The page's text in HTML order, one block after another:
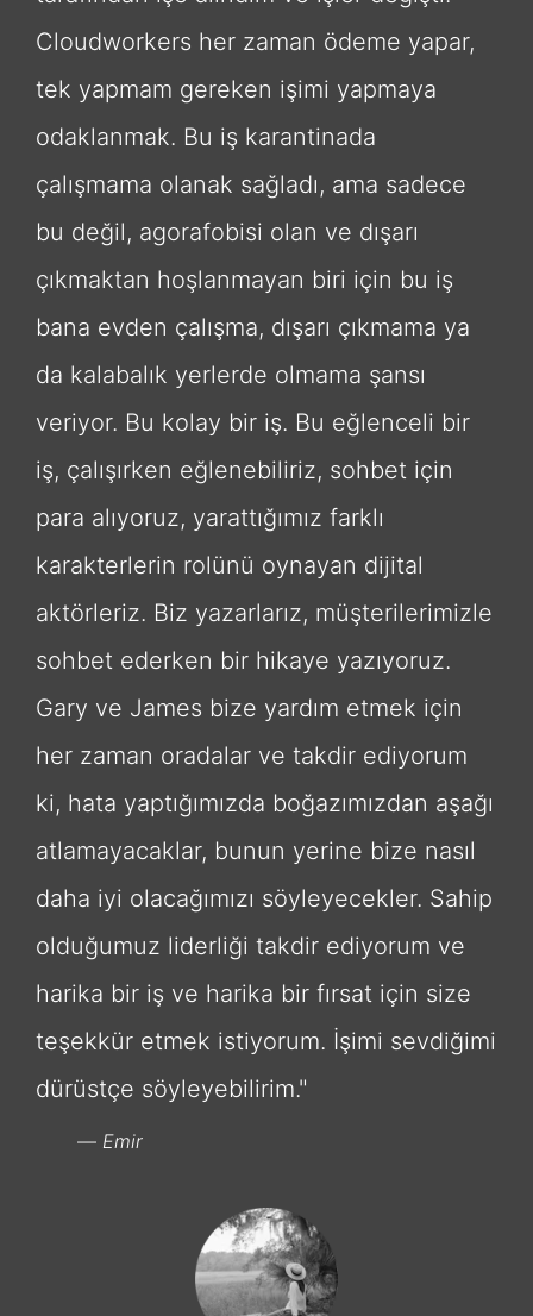
Cloudworkers her zaman ödeme yapar,
tek yapmam gereken işimi yapmaya
odaklanmak. Bu iş karantinada
çalışmama olanak sağladı, ama sadece
bu değil, agorafobisi olan ve dışarı
çıkmaktan hoşlanmayan biri için bu iş
bana evden çalışma, dışarı çıkmama ya
da kalabalık yerlerde olmama şansı
veriyor. Bu kolay bir iş. Bu eğlenceli bir
iş, çalışırken eğlenebiliriz, sohbet için
para alıyoruz, yarattığımız farklı
karakterlerin rolünü oynayan dijital
aktörleriz. Biz yazarlarız, müşterilerimizle
sohbet ederken bir hikaye yazıyoruz.
Gary ve James bize yardım etmek için
her zaman oradalar ve takdir ediyorum
ki, hata yaptığımızda boğazımızdan aşağı
atlamayacaklar, bunun yerine bize nasıl
daha iyi olacağımızı söyleyecekler. Sahip
olduğumuz liderliği takdir ediyorum ve
harika bir iş ve harika bir fırsat için size
teşekkür etmek istiyorum. İşimi sevdiğimi
dürüstçe söyleyebilirim."
Emir